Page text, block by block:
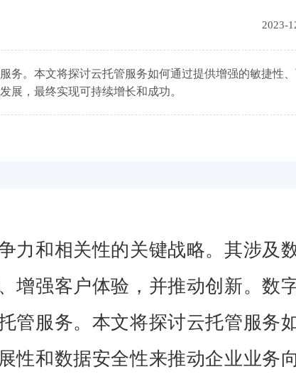
2023-
务。本文将探讨云托管服务如何通过提供增强的敏捷性
展，最终实现可持续增长和成功。
力和相关性的关键战略。其涉及
增强客户体验，并推动创新。数
管服务。本文将探讨云托管服务
性和数据安全性来推动企业业务